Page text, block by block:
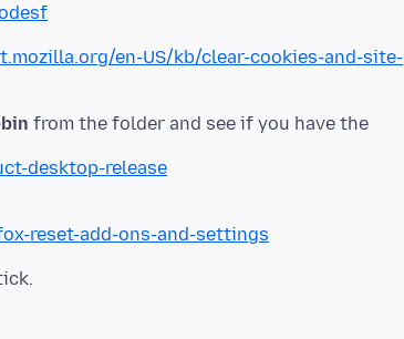
en-US/kb/clear-cookies-and-site-
from the folder and see if you have the
desktop-release
reset-add-ons-and-settings